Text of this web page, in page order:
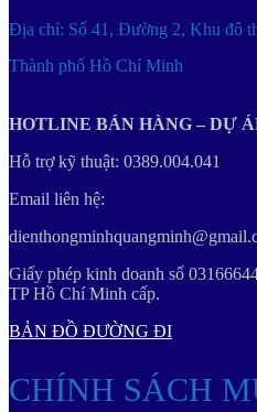
Địa chỉ: Số 41, Đường 2, Khu đô
Thành phố Hồ Chí Minh
HOTLINE BÁN HÀNG – DỰ
Hỗ trợ kỹ thuật: 0389.004.041
Email liên hệ:
Giấy phép kinh doanh số
TP Hồ Chí Minh cấp.
BẢN ĐỒ ĐƯỜNG ĐI
CHÍNH SÁCH